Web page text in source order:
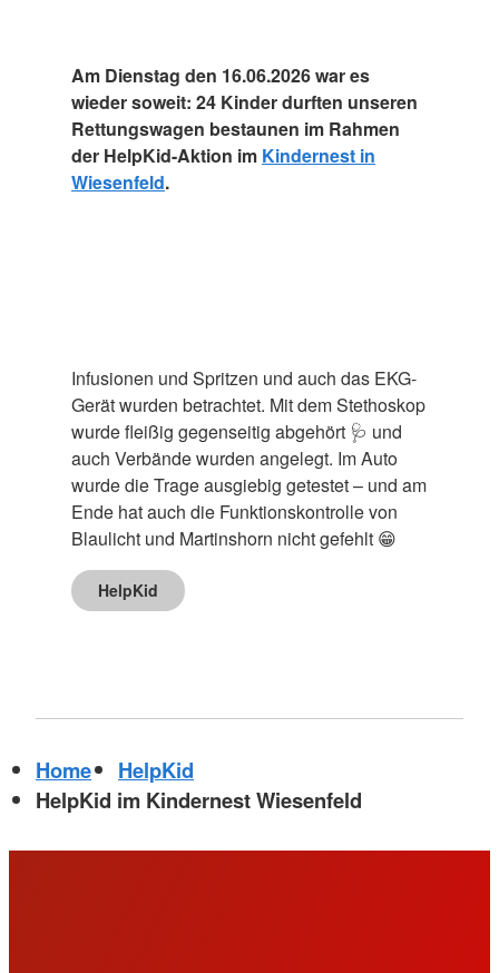
Am Dienstag den 16.06.2026 war es
wieder soweit: 24 Kinder durften unseren
Rettungswagen bestaunen im Rahmen
der HelpKid-Aktion im Kindernest in
Wiesenfeld.
Infusionen und Spritzen und auch das EKG-
Gerät wurden betrachtet. Mit dem Stethoskop
wurde fleißig gegenseitig abgehört 🩺 und
auch Verbände wurden angelegt. Im Auto
wurde die Trage ausgiebig getestet – und am
Ende hat auch die Funktionskontrolle von
Blaulicht und Martinshorn nicht gefehlt 😁
HelpKid
Home
HelpKid
HelpKid im Kindernest Wiesenfeld